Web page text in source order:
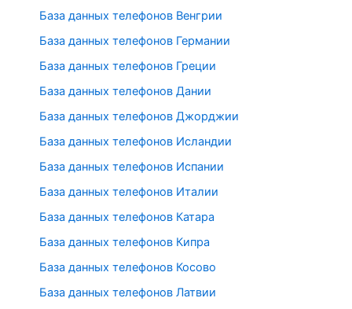
База данных телефонов Венгрии
База данных телефонов Германии
База данных телефонов Греции
База данных телефонов Дании
База данных телефонов Джорджии
База данных телефонов Исландии
База данных телефонов Испании
База данных телефонов Италии
База данных телефонов Катара
База данных телефонов Кипра
База данных телефонов Косово
База данных телефонов Латвии